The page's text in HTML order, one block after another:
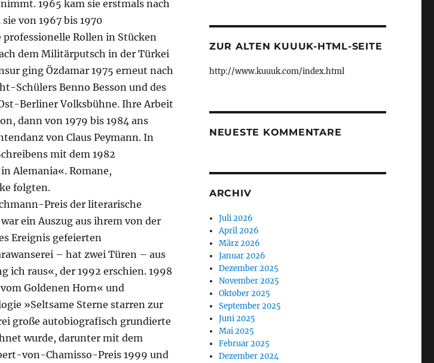
1965 kam sie erstmals nach
von 1967 bis 1970
Rollen in Stücken
dem Militärputsch in der Türkei
ging Özdamar 1975 erneut nach
Schülers Benno Besson und des
Berliner Volksbühne. Ihre Arbeit
dann von 1979 bis 1984 ans
von Claus Peymann. In
mit dem 1982
Alemania«. Romane,
folgten.
Preis der literarische
ein Auszug aus ihrem von der
Ereignis gefeierten
– hat zwei Türen – aus
ich raus«, der 1992 erschien. 1998
Goldenen Horn« und
»Seltsame Sterne starren zur
große autobiografisch grundierte
wurde, darunter mit dem
von-Chamisso-Preis 1999 und
ZUR ALTEN KUUUK-HTML-SEITE
http://www.kuuuk.com/index.html
NEUESTE KOMMENTARE
ARCHIV
Juli 2026
April 2026
März 2026
Januar 2026
Dezember 2025
November 2025
Oktober 2025
September 2025
Juni 2025
Mai 2025
Februar 2025
Dezember 2024